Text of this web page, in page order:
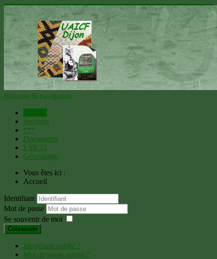
Basculer la navigation
Sections
***
Documents
LSR 21
Généalogie
Vous êtes ici :
Accueil
Identifiant
Mot de passe
Se souvenir de moi
Connexion
Identifiant oublié ?
Mot de passe oublié ?